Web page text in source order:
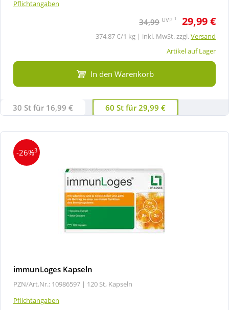
Pflichtangaben
34,99 UVP 1 29,99 €
374,87 €/1 kg | inkl. MwSt. zzgl.Versand
Artikel auf Lager
In den Warenkorb
30 St für 16,99 € 60 St für 29,99 €
-26%3
immunLoges Kapseln
PZN/Art.Nr.: 10986597 | 120 St, Kapseln
Pflichtangaben